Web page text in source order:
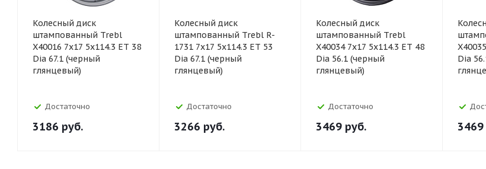
Колесный диск
штампованный Trebl
X40016 7x17 5x114.3 ET 38
Dia 67.1 (черный
глянцевый)
Достаточно
3186 руб.
Колесный диск
штампованный Trebl R-
1731 7x17 5x114.3 ET 53
Dia 67.1 (черный
глянцевый)
Достаточно
3266 руб.
Колесный диск
штампованный Trebl
X40034 7x17 5x114.3 ET 48
Dia 56.1 (черный
глянцевый)
Достаточно
3469 руб.
Dia
3469